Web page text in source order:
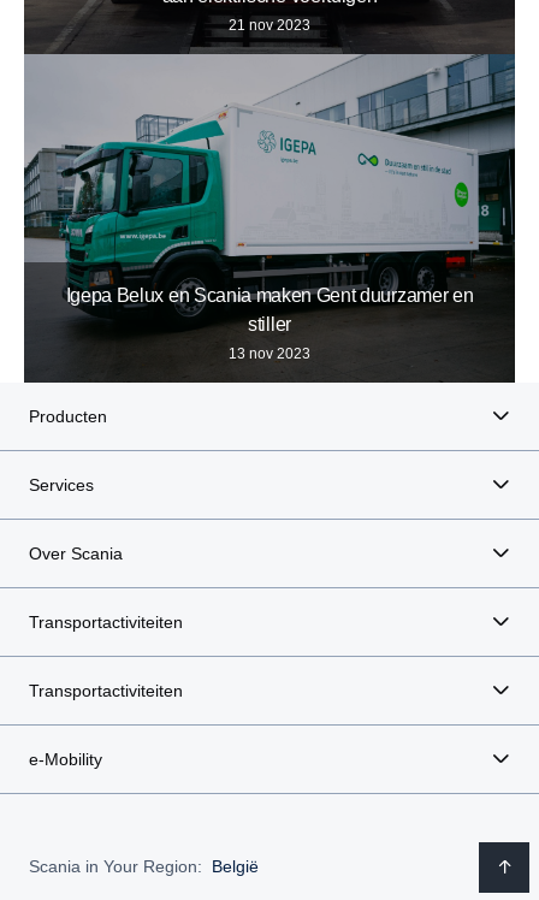
21 nov 2023
Igepa Belux en Scania maken Gent duurzamer en
stiller
13 nov 2023
Producten
Services
Over Scania
Transportactiviteiten
Transportactiviteiten
e-Mobility
Scania in Your Region: België